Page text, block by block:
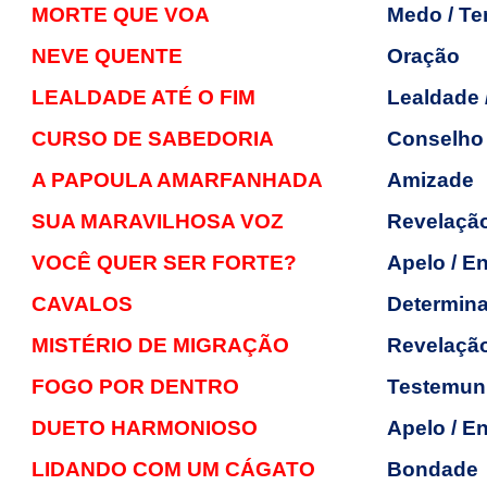
MORTE QUE VOA
Medo /
NEVE QUENTE
Oração
LEALDADE ATÉ O FIM
Lealdade
CURSO DE SABEDORIA
A PAPOULA AMARFANHADA
Amizade
SUA MARAVILHOSA VOZ
VOCÊ QUER SER FORTE?
Apelo /
CAVALOS
MISTÉRIO DE MIGRAÇÃO
FOGO POR DENTRO
DUETO HARMONIOSO
Apelo /
LIDANDO COM UM CÁGATO
Bondade